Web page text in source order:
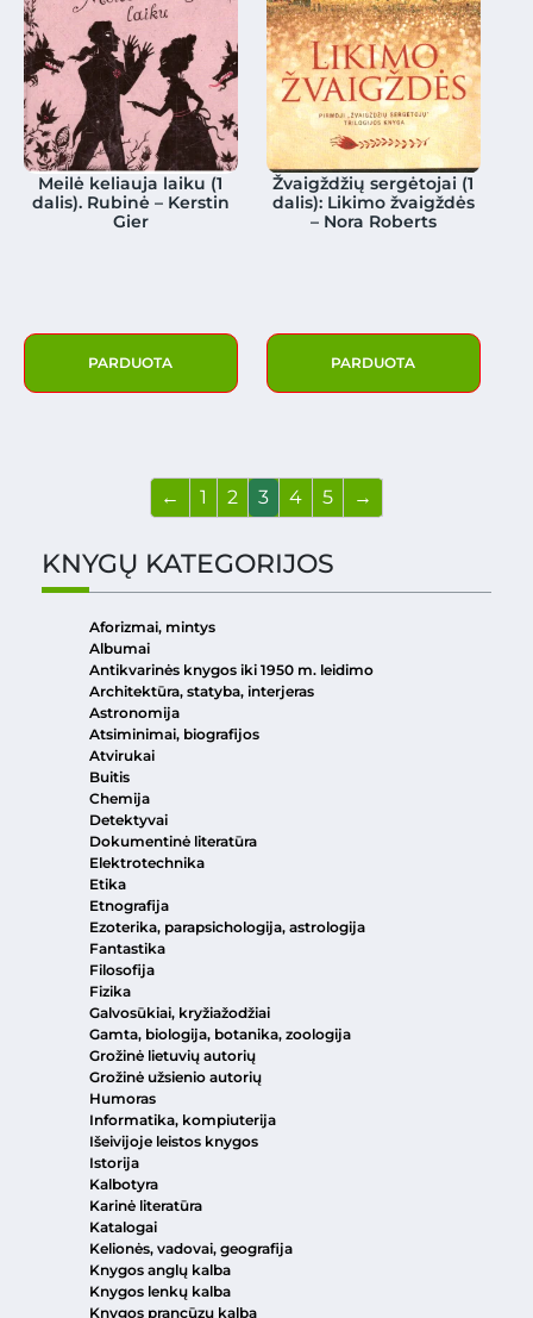
Meilė keliauja laiku (1
dalis). Rubinė – Kerstin
Gier
PARDUOTA
Žvaigždžių sergėtojai (1
dalis): Likimo žvaigždės
– Nora Roberts
PARDUOTA
← 1 2 3 4 5 →
KNYGŲ KATEGORIJOS
Aforizmai, mintys
Albumai
Antikvarinės knygos iki 1950 m. leidimo
Architektūra, statyba, interjeras
Astronomija
Atsiminimai, biografijos
Atvirukai
Buitis
Chemija
Detektyvai
Dokumentinė literatūra
Elektrotechnika
Etika
Etnografija
Ezoterika, parapsichologija, astrologija
Fantastika
Filosofija
Fizika
Galvosūkiai, kryžiažodžiai
Gamta, biologija, botanika, zoologija
Grožinė lietuvių autorių
Grožinė užsienio autorių
Humoras
Informatika, kompiuterija
Išeivijoje leistos knygos
Istorija
Kalbotyra
Karinė literatūra
Katalogai
Kelionės, vadovai, geografija
Knygos anglų kalba
Knygos lenkų kalba
Knygos prancūzų kalba